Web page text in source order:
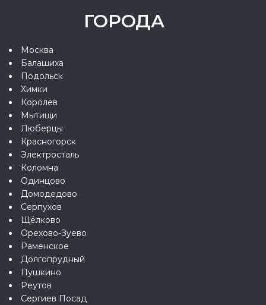
ГОРОДА
Москва
Балашиха
Подольск
Химки
Королёв
Мытищи
Люберцы
Красногорск
Электросталь
Коломна
Одинцово
Домодедово
Серпухов
Щёлково
Орехово-Зуево
Раменское
Долгопрудный
Пушкино
Реутов
Сергиев Посад